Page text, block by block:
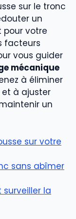
sur le tronc
un
pour votre
facteurs
vous guider
mécanique
à éliminer
à ajuster
un
sur votre
sans abîmer
surveiller la